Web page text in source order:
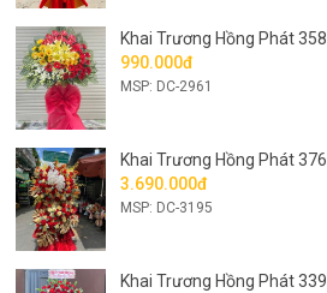
Khai Trương Hồng Phát 358
990.000đ
MSP: DC-2961
Khai Trương Hồng Phát 376
3.690.000đ
MSP: DC-3195
Khai Trương Hồng Phát 339